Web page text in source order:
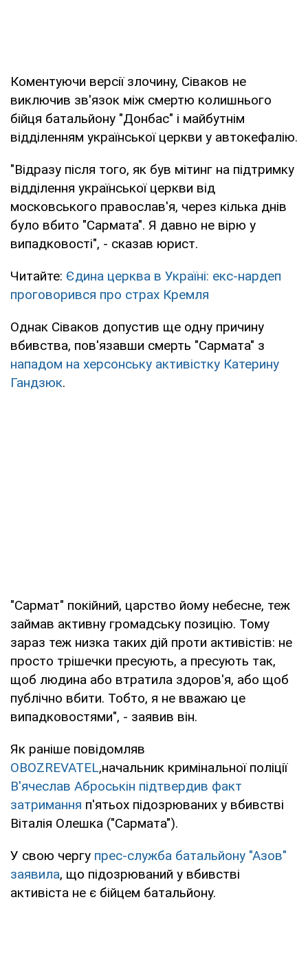
Коментуючи версії злочину, Сіваков не
виключив зв'язок між смертю колишнього
бійця батальйону "Донбас" і майбутнім
відділенням української церкви у автокефалію.
"Відразу після того, як був мітинг на підтримку
відділення української церкви від
московського православ'я, через кілька днів
було вбито "Сармата". Я давно не вірю у
випадковості", - сказав юрист.
Читайте: Єдина церква в Україні: екс-нардеп
проговорився про страх Кремля
Однак Сіваков допустив ще одну причину
вбивства, пов'язавши смерть "Сармата" з
нападом на херсонську активістку Катерину
Гандзюк.
"Сармат" покійний, царство йому небесне, теж
займав активну громадську позицію. Тому
зараз теж низка таких дій проти активістів: не
просто трішечки пресують, а пресують так,
щоб людина або втратила здоров'я, або щоб
публічно вбити. Тобто, я не вважаю це
випадковостями", - заявив він.
Як раніше повідомляв
OBOZREVATEL,начальник кримінальної поліції
В'ячеслав Аброськін підтвердив факт
затримання п'ятьох підозрюваних у вбивстві
Віталія Олешка ("Сармата").
У свою чергу прес-служба батальйону "Азов"
заявила, що підозрюваний у вбивстві
активіста не є бійцем батальйону.